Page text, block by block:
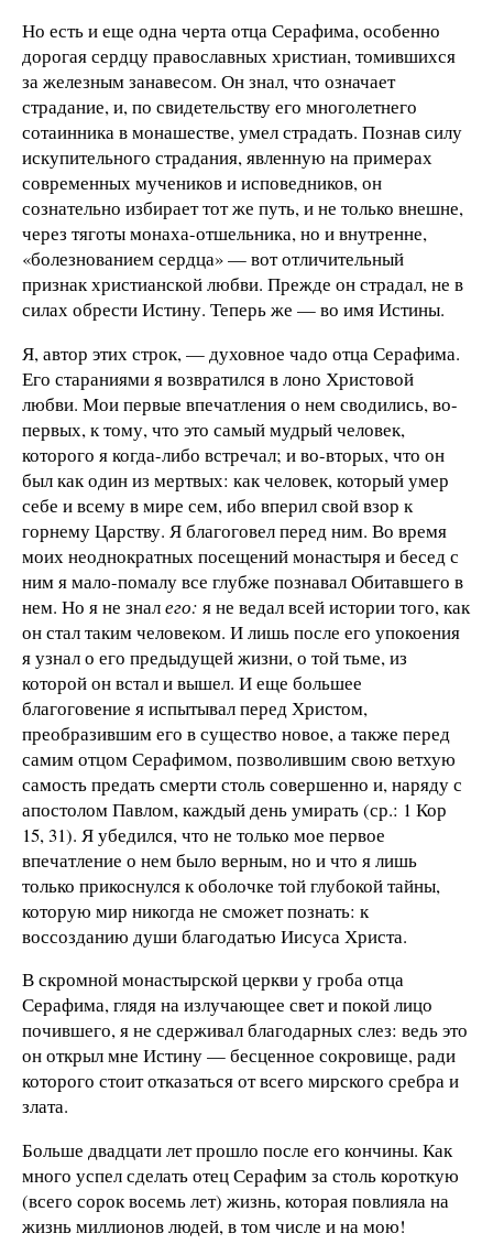
Но есть и еще одна черта отца Серафима, особенно
дорогая сердцу православных христиан, томившихся
за железным занавесом. Он знал, что означает
страдание, и, по свидетельству его многолетнего
сотаинника в монашестве, умел страдать. Познав силу
искупительного страдания, явленную на примерах
современных мучеников и исповедников, он
сознательно избирает тот же путь, и не только внешне,
через тяготы монаха-отшельника, но и внутренне,
«болезнованием сердца» — вот отличительный
признак христианской любви. Прежде он страдал, не в
силах обрести Истину. Теперь же — во имя Истины.
Я, автор этих строк, — духовное чадо отца Серафима.
Его стараниями я возвратился в лоно Христовой
любви. Мои первые впечатления о нем сводились, во-
первых, к тому, что это самый мудрый человек,
которого я когда-либо встречал; и во-вторых, что он
был как один из мертвых: как человек, который умер
себе и всему в мире сем, ибо вперил свой взор к
горнему Царству. Я благоговел перед ним. Во время
моих неоднократных посещений монастыря и бесед с
ним я мало-помалу все глубже познавал Обитавшего в
нем. Но я не зналего: я не ведал всей истории того, как
он стал таким человеком. И лишь после его упокоения
я узнал о его предыдущей жизни, о той тьме, из
которой он встал и вышел. И еще большее
благоговение я испытывал перед Христом,
преобразившим его в существо новое, а также перед
самим отцом Серафимом, позволившим свою ветхую
самость предать смерти столь совершенно и, наряду с
апостолом Павлом, каждый день умирать (ср.: 1 Кор
15, 31). Я убедился, что не только мое первое
впечатление о нем было верным, но и что я лишь
только прикоснулся к оболочке той глубокой тайны,
которую мир никогда не сможет познать: к
воссозданию души благодатью Иисуса Христа.
В скромной монастырской церкви у гроба отца
Серафима, глядя на излучающее свет и покой лицо
почившего, я не сдерживал благодарных слез: ведь это
он открыл мне Истину — бесценное сокровище, ради
которого стоит отказаться от всего мирского сребра и
злата.
Больше двадцати лет прошло после его кончины. Как
много успел сделать отец Серафим за столь короткую
(всего сорок восемь лет) жизнь, которая повлияла на
жизнь миллионов людей, в том числе и на мою!